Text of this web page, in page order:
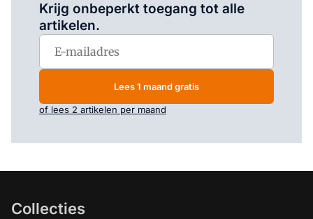
Krijg onbeperkt toegang tot alle
artikelen.
Lees 1 maand gratis
of lees 2 artikelen per maand
Collecties